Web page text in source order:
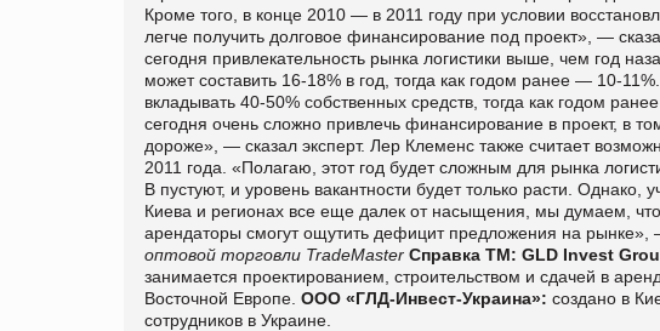
Кроме того, в конце 2010 — в 2011 году при условии
легче получить долговое финансирование под проект», —
сегодня привлекательность рынка логистики выше, чем год
может составить 16-18% в год, тогда как годом ранее — 10-
вкладывать 40-50% собственных средств, тогда как годом
сегодня очень сложно привлечь финансирование в проект, в
дороже», — сказал эксперт. Лер Клеменс также считает
2011 года. «Полагаю, этот год будет сложным для рынка
В пустуют, и уровень вакантности будет только расти. Однако,
Киева и регионах все еще далек от насыщения, мы думаем,
арендаторы смогут ощутить дефицит предложения на рынке»,
оптовой торговли TradeMaster Справка ТМ: GLD Invest
занимается проектированием, строительством и сдачей в
Восточной Европе. OOO «ГЛД-Инвест-Украина»: создано в
сотрудников в Украине.